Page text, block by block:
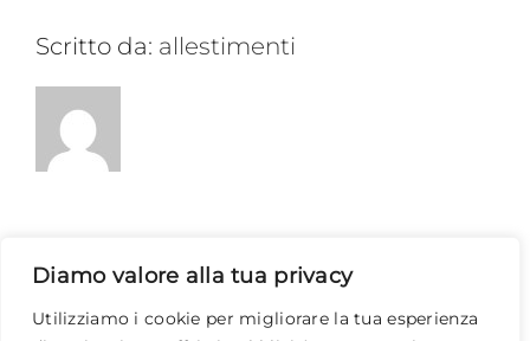
Diamo valore alla tua privacy
Utilizziamo i cookie per migliorare la tua esperienza
Scritto da: allestimenti